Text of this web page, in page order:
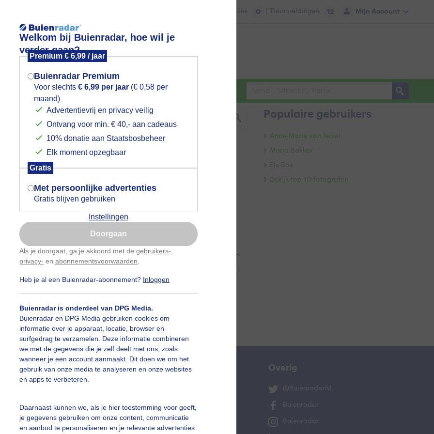
Welkom bij Buienradar, hoe wil je
verder gaan?
Premium € 6,99 / jaar
Buienradar Premium
Voor slechts € 6,99 per jaar (€ 0,58 per
maand)
Advertentievrij en privacy veilig
Ontvang voor min. € 40,- aan cadeaus
10% donatie aan Staatsbosbeheer
Elk moment opzegbaar
Gratis
Met persoonlijke advertenties
Gratis blijven gebruiken
Instellingen
Doorgaan
Als je doorgaat, ga je akkoord met de gebruikers-
privacy- en abonnementsvoorwaarden
Heb je al een Buienradar-abonnement? Inloggen
Buienradar is onderdeel van DPG Media.
Buienradar en DPG Media gebruiken cookies om
informatie over je apparaat, locatie, browser en
surfgedrag te verzamelen. Deze informatie combineren
we met de gegevens die je zelf deelt met ons, zoals
wanneer je een account aanmaakt. Dit doen we om het
gebruik van onze media te analyseren en onze websites
en apps te verbeteren.
Daarnaast kunnen we, als je hier toestemming voor geeft,
je gegevens gebruiken om onze content, communicatie
en aanbod te personaliseren en je relevante advertenties
Mijn Account
Files 0 | Treinmeldingen 12
Foto en video Weerzine
slideshow
Een moment geduld aub...
#bewolking #bewolkt
#fietser #fietsers #grondmist
#kinderen #kiters #kurkdroog
#maan #mist
#opklaringen #paraplu
#sproeien #stapelwolkjes
alle categorieën
Populaire gebruikers
Anne-Marie van Iersel
Marja Bakker
Els Bax
Bekijk top 10 fotografen
vragen
Mijn weer Overig
@BuienradarNL
Buienradar
Buienradar
Mogen we je locatie gebruiken voor
het weer?
Indien je hier nog geen akkoord op hebt
gegeven, verschijnt er zo een pop-up uit
je browser waarin deze toestemming
gevraagd wordt.
Is goed, toon de popup
Nu niet, misschien later
Gebruik je Safari en wil je niet elke dag deze pop-up
Klikhierom dit aan te passen